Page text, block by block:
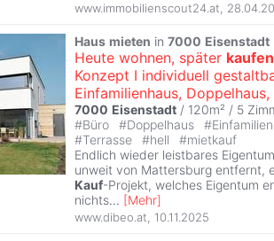
www.immobilienscout24.at,
Haus mieten in 7000 Eisenstadt
Heute wohnen, später kaufen
Konzept I individuell
Einfamilienhaus, Doppelhaus,
7000 Eisenstadt / 120m² / 5
#Büro #Doppelhaus #
#Terrasse #hell #mietkauf
Endlich wieder leistbares
unweit von Mattersburg entfernt,
Kauf-Projekt, welches Eigentum
nichts... [Mehr]
www.dibeo.at 10.11.2025